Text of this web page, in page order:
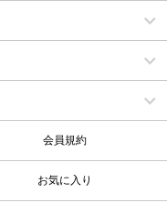
会員規約
お気に入り